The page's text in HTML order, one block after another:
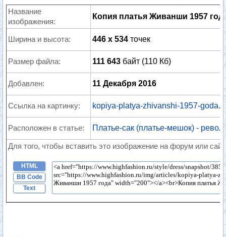
Название
изображения:
Копия платья Живанши 1957
Ширина и высота: 446 x 534 точек
Размер файла: 111 643 байт (110 Кб)
Добавлен: 11 Декабря 2016
Ссылка на картинку: kopiya-platya-zhivanshi-1957-
Расположен в статье: Платье-сак (платье-мешок) -
Для того, чтобы вставить это изображение на форум или
HTML
BB Code
Text